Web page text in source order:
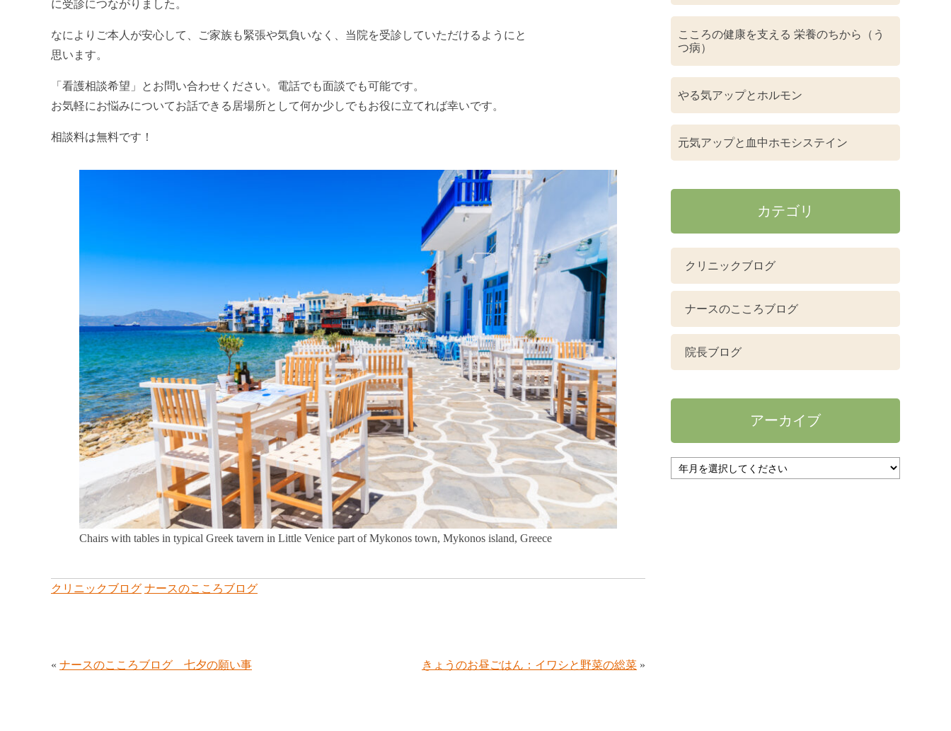
に受診につながりました。
なによりご本人が安心して、ご家族も緊張や気負いなく、当院を受診していただけるようにと
思います。
「看護相談希望」とお問い合わせください。電話でも面談でも可能です。
お気軽にお悩みについてお話できる居場所として何か少しでもお役に立てれば幸いです。
相談料は無料です！
Chairs with tables in typical Greek tavern in Little Venice part of Mykonos town, Mykonos island, Greece
クリニックブログ ナースのこころブログ
« ナースのこころブログ 七夕の願い事 きょうのお昼ごはん：イワシと野菜の総菜 »
こころの健康を支える 栄養のちから（う
つ病）
やる気アップとホルモン
元気アップと血中ホモシステイン
カテゴリ
クリニックブログ
ナースのこころブログ
院長ブログ
アーカイブ